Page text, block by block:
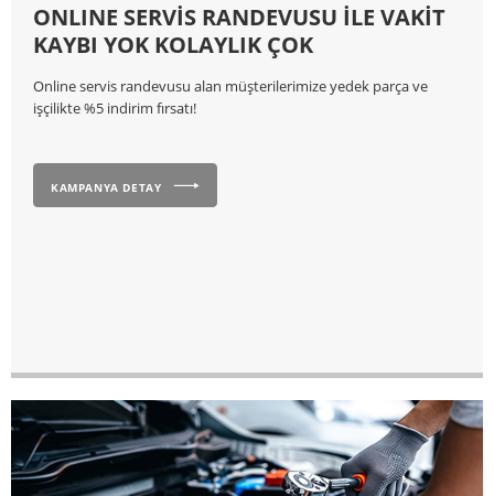
ONLINE SERVİS RANDEVUSU İLE VAKİT
KAYBI YOK KOLAYLIK ÇOK
Online servis randevusu alan müşterilerimize yedek parça ve
işçilikte %5 indirim fırsatı!
KAMPANYA DETAY